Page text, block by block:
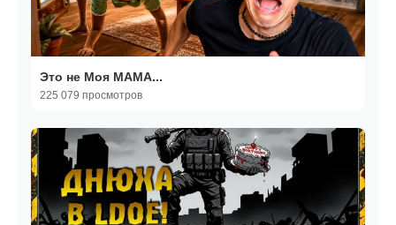
Это не Моя МАМА...
225 079 просмотров